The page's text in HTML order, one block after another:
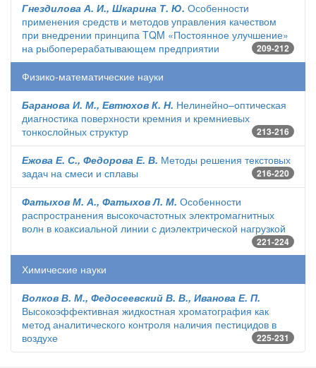
Гнездилова А. И., Шкарина Т. Ю. Особенности
применения средств и методов управления качеством
при внедрении принципа TQM «Постоянное улучшение»
на рыбоперерабатывающем предприятии
209-212
Физико-математические науки
Баранова И. М., Евтюхов К. Н. Нелинейно–оптическая
диагностика поверхности кремния и кремниевых
тонкослойных структур
213-216
Ежова Е. С., Федорова Е. В. Методы решения текстовых
задач на смеси и сплавы
216-220
Фатыхов М. А., Фатыхов Л. М. Особенности
распространения высокочастотных электромагнитных
волн в коаксиальной линии с диэлектрической нагрузкой
221-224
Химические науки
Волков В. М., Федосеевский В. В., Иванова Е. П.
Высокоэффективная жидкостная хроматография как
метод аналитического контроля наличия пестицидов в
воздухе
225-231